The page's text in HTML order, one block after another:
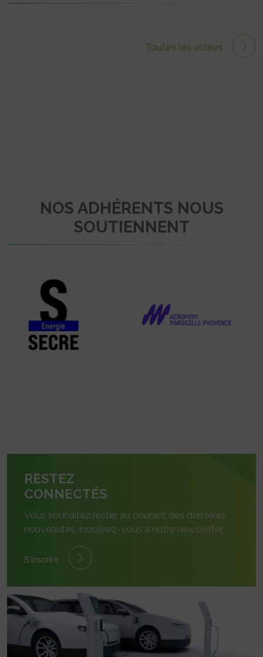
Toutes les vidéos
NOS ADHÉRENTS NOUS
SOUTIENNENT
RESTEZ
CONNECTÉS
Vous souhaitez rester au courant des dernières
nouveautés, inscrivez-vous à notre newsletter.
S'inscrire